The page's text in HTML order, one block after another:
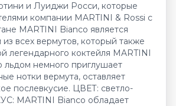
и Луиджи Росси, которые
компании MARTINI & Rossi с
MARTINI Bianco является
всех вермутов, который также
легендарного коктейля MARTINI
льдом немного приглушает
нотки вермута, оставляет
послевкусие. ЦВЕТ: светло-
MARTINI Bianco обладает